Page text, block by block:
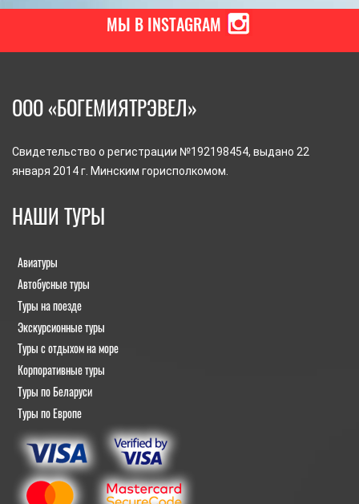
МЫ В INSTAGRAM
ООО «БОГЕМИЯТРЭВЕЛ»
Свидетельство о регистрации №192198454, выдано 22
января 2014 г. Минским горисполкомом.
НАШИ ТУРЫ
Авиатуры
Автобусные туры
Туры на поезде
Экскурсионные туры
Туры с отдыхом на море
Корпоративные туры
Туры по Беларуси
Туры по Европе